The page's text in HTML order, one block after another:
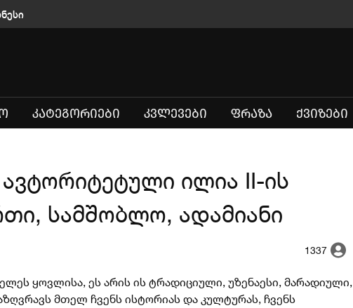
ᲙᲐᲢᲔᲒᲝᲠᲘᲔᲑᲘ ᲙᲕᲚᲔᲕᲔᲑᲘ ᲤᲠᲐᲖᲐ(CURRENT)
ᲥᲕᲘᲖᲔᲑᲘ
ილია II-ის
სამშობლო, ადამიანი
1337
ყოვლისა, ეს არის ის ტრადიციული, უზენაესი, მარადიული,
მთელ ჩვენს ისტორიას და კულტურას, ჩვენს